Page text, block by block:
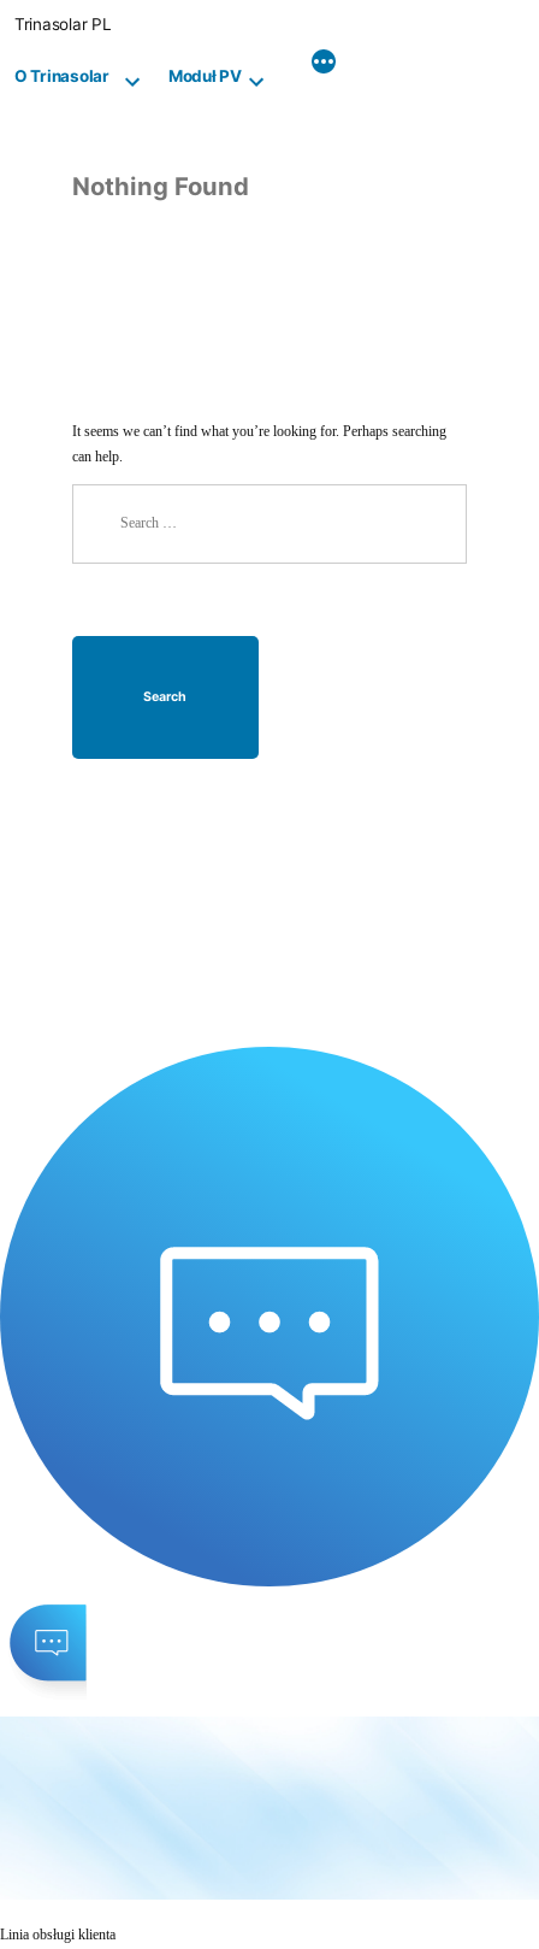
Trinasolar PL
O Trinasolar Moduł PV
Nothing Found
It seems we can’t find what you’re looking for. Perhaps searching
can help.
Linia obsługi klienta